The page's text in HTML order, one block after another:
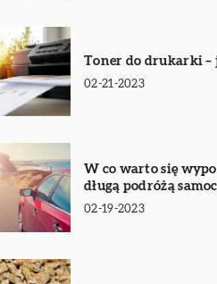
Toner do drukarki –
02-21-2023
W co warto się
długą podróżą
02-19-2023